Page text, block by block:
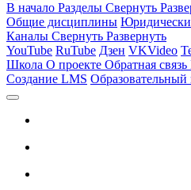
В начало Разделы Свернуть
Общие дисциплины
Каналы Свернуть Развернуть
YouTube RuTube Дзен VKVideo
Школа О проекте Обратная связь
Создание LMS Образовательный